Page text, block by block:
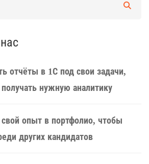
отчёты в 1С под свои задачи,
нужную аналитику
свой опыт в портфолио, чтобы
других кандидатов